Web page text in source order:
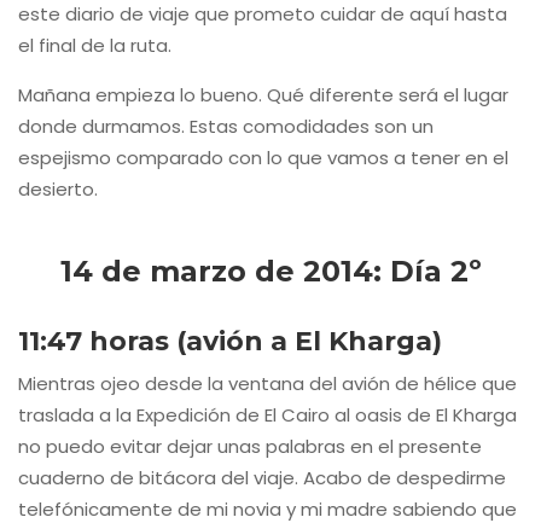
este diario de viaje que prometo cuidar de aquí hasta
el final de la ruta.
Mañana empieza lo bueno. Qué diferente será el lugar
donde durmamos. Estas comodidades son un
espejismo comparado con lo que vamos a tener en el
desierto.
14 de marzo de 2014: Día 2º
11:47 horas (avión a El Kharga)
Mientras ojeo desde la ventana del avión de hélice que
traslada a la Expedición de El Cairo al oasis de El Kharga
no puedo evitar dejar unas palabras en el presente
cuaderno de bitácora del viaje. Acabo de despedirme
telefónicamente de mi novia y mi madre sabiendo que